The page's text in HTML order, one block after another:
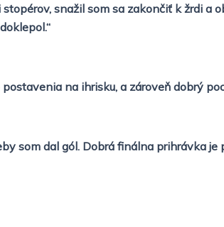
snažil som sa zakončiť k žrdi
na ihrisku, a zároveň dobrý
som dal gól. Dobrá finálna prihrávka je